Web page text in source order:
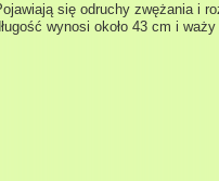
się odruchy zwężania i
wynosi około 43 cm i